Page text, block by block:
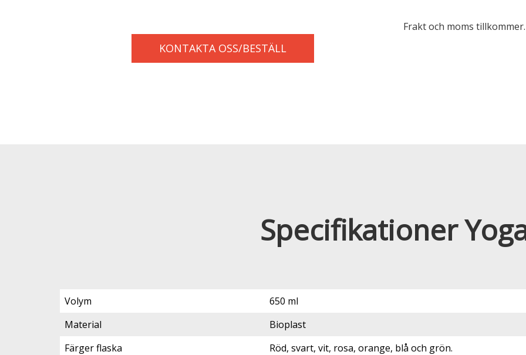
KONTAKTA OSS/BESTÄLL
Frakt och moms
Specifikationer
Volym
650 ml
Material
Bioplast
Färger flaska
Röd, svart, vit, rosa, orange, blå och grön.